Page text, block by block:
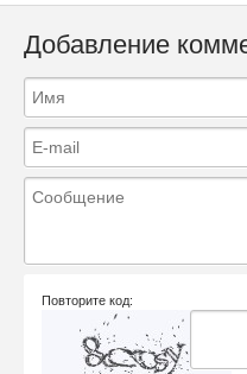
Добавление
Повторите код: